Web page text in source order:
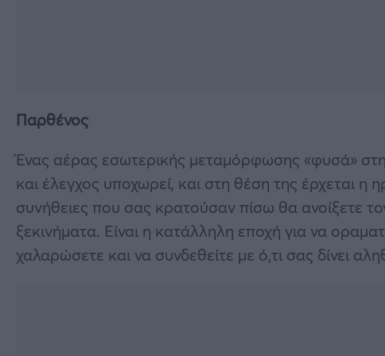
Παρθένος
Ένας αέρας εσωτερικής μεταμόρφωσης «φυσά»
και έλεγχος υποχωρεί, και στη θέση της έρχεται
συνήθειες που σας κρατούσαν πίσω θα ανοίξετε
ξεκινήματα. Είναι η κατάλληλη εποχή για να
χαλαρώσετε και να συνδεθείτε με ό,τι σας δίνει